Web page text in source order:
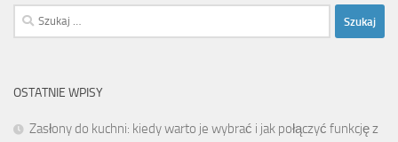
Szukaj:
OSTATNIE WPISY
Zasłony do kuchni: kiedy warto je wybrać i jak połączyć funkcję z